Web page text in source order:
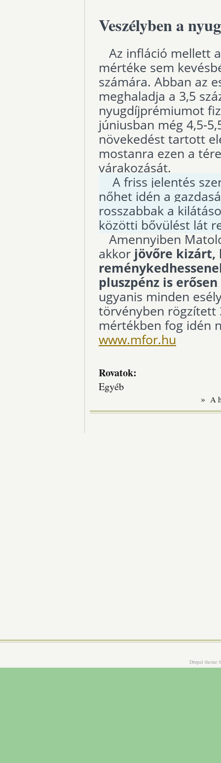
Veszélyben a
Az infláció mellett
mértéke sem
számára. Abban az
meghaladja a 3,5
nyugdíjprémiumot
júniusban még 4,5-
növekedést tartott
mostanra ezen a
várakozását.
A friss jelentés
nőhet idén a
rosszabbak a
közötti bővülést lát
Amennyiben
akkor jövőre kizárt,
pluszpénz is
ugyanis minden
törvényben rögzített
mértékben fog idén
www.mfor.hu
Rovatok:
Egyéb
» A
Drupal theme